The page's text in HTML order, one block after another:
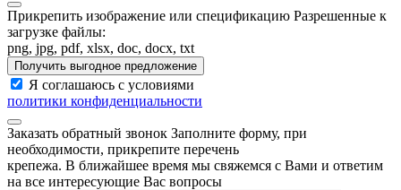
Прикрепить изображение или спецификацию Разрешенные к
загрузке файлы:
png, jpg, pdf, xlsx, doc, docx, txt
Получить выгодное предложение
Я соглашаюсь с условиями
политики конфиденциальности
Заказать обратный звонок Заполните форму, при
необходимости, прикрепите перечень
крепежа. В ближайшее время мы свяжемся с Вами и ответим
на все интересующие Вас вопросы